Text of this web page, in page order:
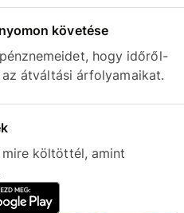
követése
hogy időről-
átváltási árfolyamaikat.
költöttél, amint